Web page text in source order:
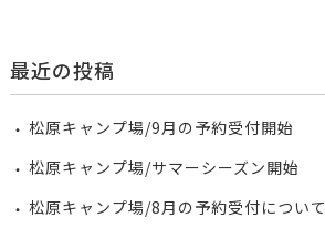
最近の投稿
松原キャンプ場/9月の予約受付開始
松原キャンプ場/サマーシーズン開始
松原キャンプ場/8月の予約受付について